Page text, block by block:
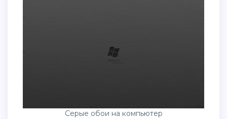
Серые обои на компьютер